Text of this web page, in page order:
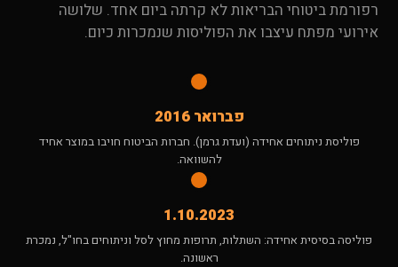
רפורמת ביטוחי הבריאות לא קרתה ביום אחד. שלושה
אירועי מפתח עיצבו את הפוליסות שנמכרות כיום.
פברואר 2016
פוליסת ניתוחים אחידה (ועדת גרמן). חברות הביטוח חויבו במוצר אחיד
להשוואה.
1.10.2023
פוליסה בסיסית אחידה: השתלות, תרופות מחוץ לסל וניתוחים בחו"ל, נמכרת
ראשונה.